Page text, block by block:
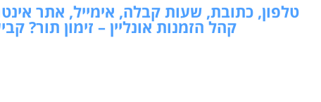
טלפון, כתובת, שעות קבלה, אימייל, אתר
קהל הזמנות אונליין – זימון